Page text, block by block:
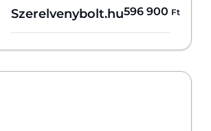
Szerelvenybolt.hu596 900 Ft